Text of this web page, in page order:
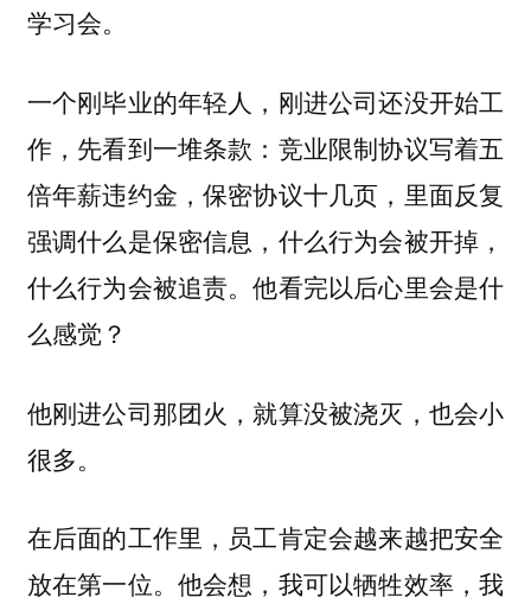
学习会。
一个刚毕业的年轻人，刚进公司还没开始工
作，先看到一堆条款：竞业限制协议写着五
倍年薪违约金，保密协议十几页，里面反复
强调什么是保密信息，什么行为会被开掉，
什么行为会被追责。他看完以后心里会是什
么感觉？
他刚进公司那团火，就算没被浇灭，也会小
很多。
在后面的工作里，员工肯定会越来越把安全
放在第一位。他会想，我可以牺牲效率，我